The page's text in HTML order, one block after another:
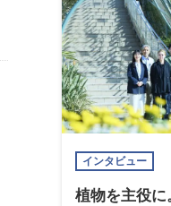
インタビュー
植物を主役